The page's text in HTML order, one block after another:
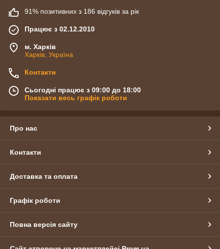
91% позитивних з 186 відгуків за рік
Працює з 02.12.2010
м. Харків
Харків, Україна
Контакти
Сьогодні працює з 09:00 до 18:00
Показати весь графік роботи
Про нас
Контакти
Доставка та оплата
Графік роботи
Повна версія сайту